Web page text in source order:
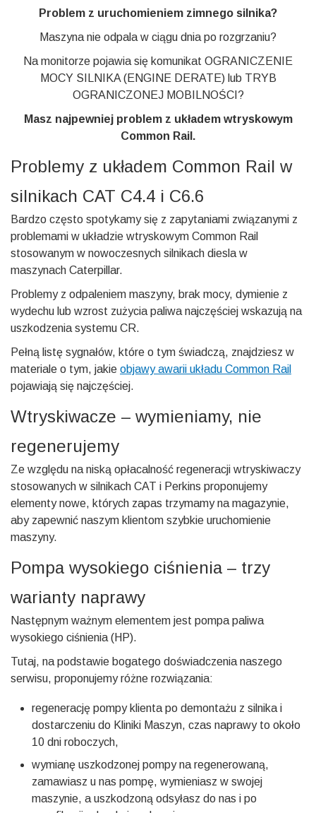
Problem z uruchomieniem zimnego silnika?
Maszyna nie odpala w ciągu dnia po rozgrzaniu?
Na monitorze pojawia się komunikat OGRANICZENIE
MOCY SILNIKA (ENGINE DERATE) lub TRYB
OGRANICZONEJ MOBILNOŚCI?
Masz najpewniej problem z układem wtryskowym
Common Rail.
Problemy z układem Common Rail w
silnikach CAT C4.4 i C6.6
Bardzo często spotykamy się z zapytaniami związanymi z
problemami w układzie wtryskowym Common Rail
stosowanym w nowoczesnych silnikach diesla w
maszynach Caterpillar.
Problemy z odpaleniem maszyny, brak mocy, dymienie z
wydechu lub wzrost zużycia paliwa najczęściej wskazują na
uszkodzenia systemu CR.
Pełną listę sygnałów, które o tym świadczą, znajdziesz w
materiale o tym, jakie objawy awarii układu Common Rail
pojawiają się najczęściej.
Wtryskiwacze – wymieniamy, nie
regenerujemy
Ze względu na niską opłacalność regeneracji wtryskiwaczy
stosowanych w silnikach CAT i Perkins proponujemy
elementy nowe, których zapas trzymamy na magazynie,
aby zapewnić naszym klientom szybkie uruchomienie
maszyny.
Pompa wysokiego ciśnienia – trzy
warianty naprawy
Następnym ważnym elementem jest pompa paliwa
wysokiego ciśnienia (HP).
Tutaj, na podstawie bogatego doświadczenia naszego
serwisu, proponujemy różne rozwiązania:
regenerację pompy klienta po demontażu z silnika i
dostarczeniu do Kliniki Maszyn, czas naprawy to około
10 dni roboczych,
wymianę uszkodzonej pompy na regenerowaną,
zamawiasz u nas pompę, wymieniasz w swojej
maszynie, a uszkodzoną odsyłasz do nas i po